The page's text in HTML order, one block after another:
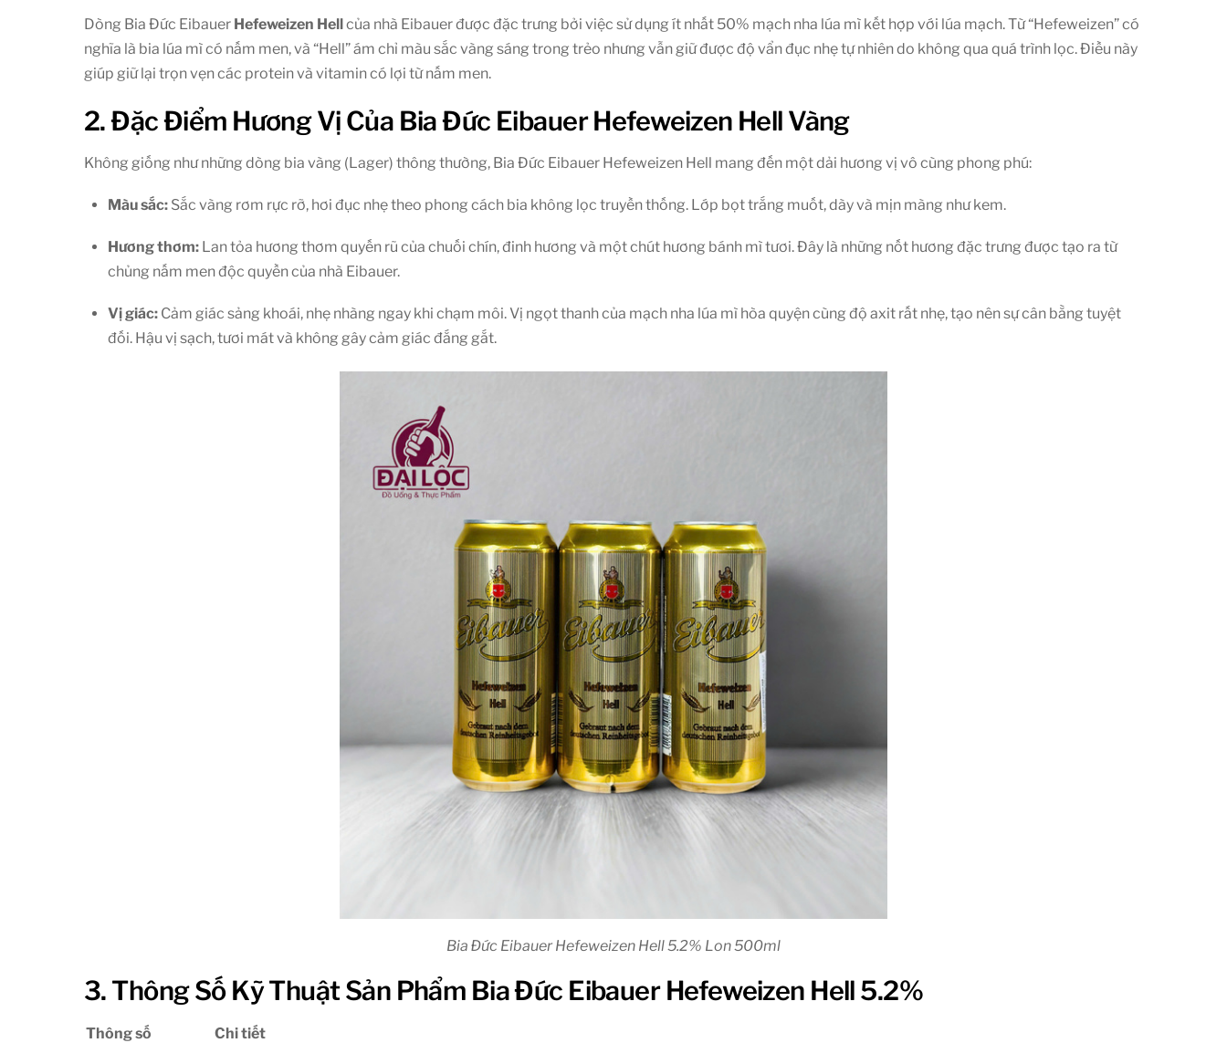
Dòng Bia Đức Eibauer Hefeweizen Hellcủa nhà Eibauer được đặc trưng bởi việc sử dụng ít nhất 50% mạch nha lúa mì kết hợp với lúa mạch. Từ “Hefeweizen” có
nghĩa là bia lúa mì có nấm men, và “Hell” ám chỉ màu sắc vàng sáng trong trẻo nhưng vẫn giữ được độ vẩn đục nhẹ tự nhiên do không qua quá trình lọc. Điều này
giúp giữ lại trọn vẹn các protein và vitamin có lợi từ nấm men.
2. Đặc Điểm Hương Vị Của Bia Đức Eibauer Hefeweizen Hell Vàng
Không giống như những dòng bia vàng (Lager) thông thường, Bia Đức Eibauer Hefeweizen Hell mang đến một dải hương vị vô cùng phong phú:
Màu sắc:Sắc vàng rơm rực rỡ, hơi đục nhẹ theo phong cách bia không lọc truyền thống. Lớp bọt trắng muốt, dày và mịn màng như kem.
Hương thơm:Lan tỏa hương thơm quyến rũ của chuối chín, đinh hương và một chút hương bánh mì tươi. Đây là những nốt hương đặc trưng được tạo ra từ
chủng nấm men độc quyền của nhà Eibauer.
Vị giác:Cảm giác sảng khoái, nhẹ nhàng ngay khi chạm môi. Vị ngọt thanh của mạch nha lúa mì hòa quyện cùng độ axit rất nhẹ, tạo nên sự cân bằng tuyệt
đối. Hậu vị sạch, tươi mát và không gây cảm giác đắng gắt.
Bia Đức Eibauer Hefeweizen Hell 5.2% Lon 500ml
3. Thông Số Kỹ Thuật Sản Phẩm Bia Đức Eibauer Hefeweizen Hell 5.2%
Thông số Chi tiết